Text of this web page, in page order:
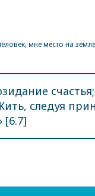
мне место на
счастья;
следуя
[6.7]